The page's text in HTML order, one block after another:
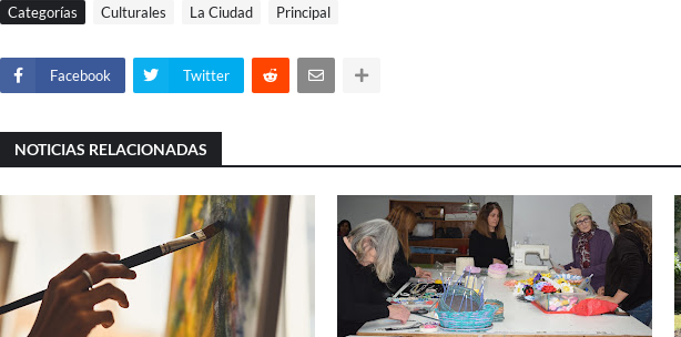
Categorías Culturales La Ciudad Principal
Facebook Twitter
NOTICIAS RELACIONADAS